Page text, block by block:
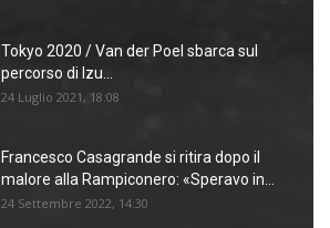
Tokyo 2020 / Van der Poel sbarca sul
percorso di Izu...
24 Luglio 2021, 18:08
Francesco Casagrande si ritira dopo il
malore alla Rampiconero: «Speravo in...
24 Settembre 2022, 14:30